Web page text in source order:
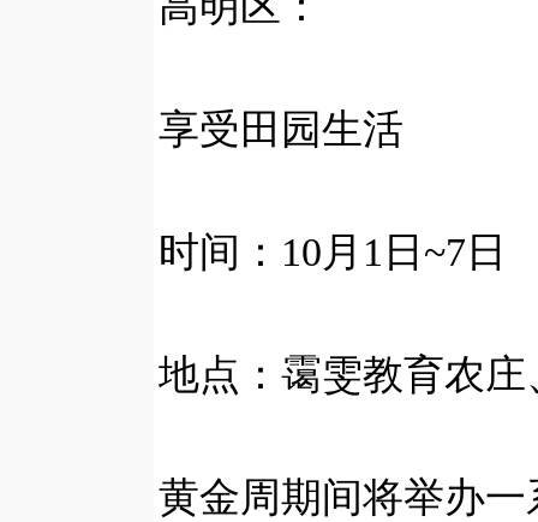
享受田园生活
时间：10月1日~7日
地点：霭雯教育农
黄金周期间将举办